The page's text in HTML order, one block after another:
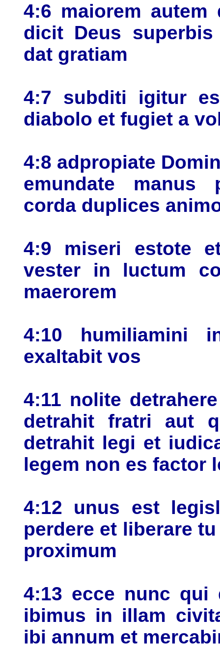
4:6 maiorem
dicit Deus
dat gratiam
4:7 subditi igitur
diabolo et fugiet a
4:8 adpropiate
emundate manus
corda duplices
4:9 miseri estote
vester in luctum
maerorem
4:10 humiliamini
exaltabit vos
4:11 nolite
detrahit fratri aut
detrahit legi et
legem non es factor
4:12 unus est
perdere et liberare
proximum
4:13 ecce nunc
ibimus in illam
ibi annum et